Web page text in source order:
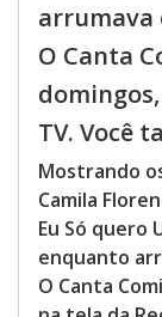
arrumava
O Canta
TV. Você
Mostrando
Camila
Eu Só quero
enquanto
O Canta